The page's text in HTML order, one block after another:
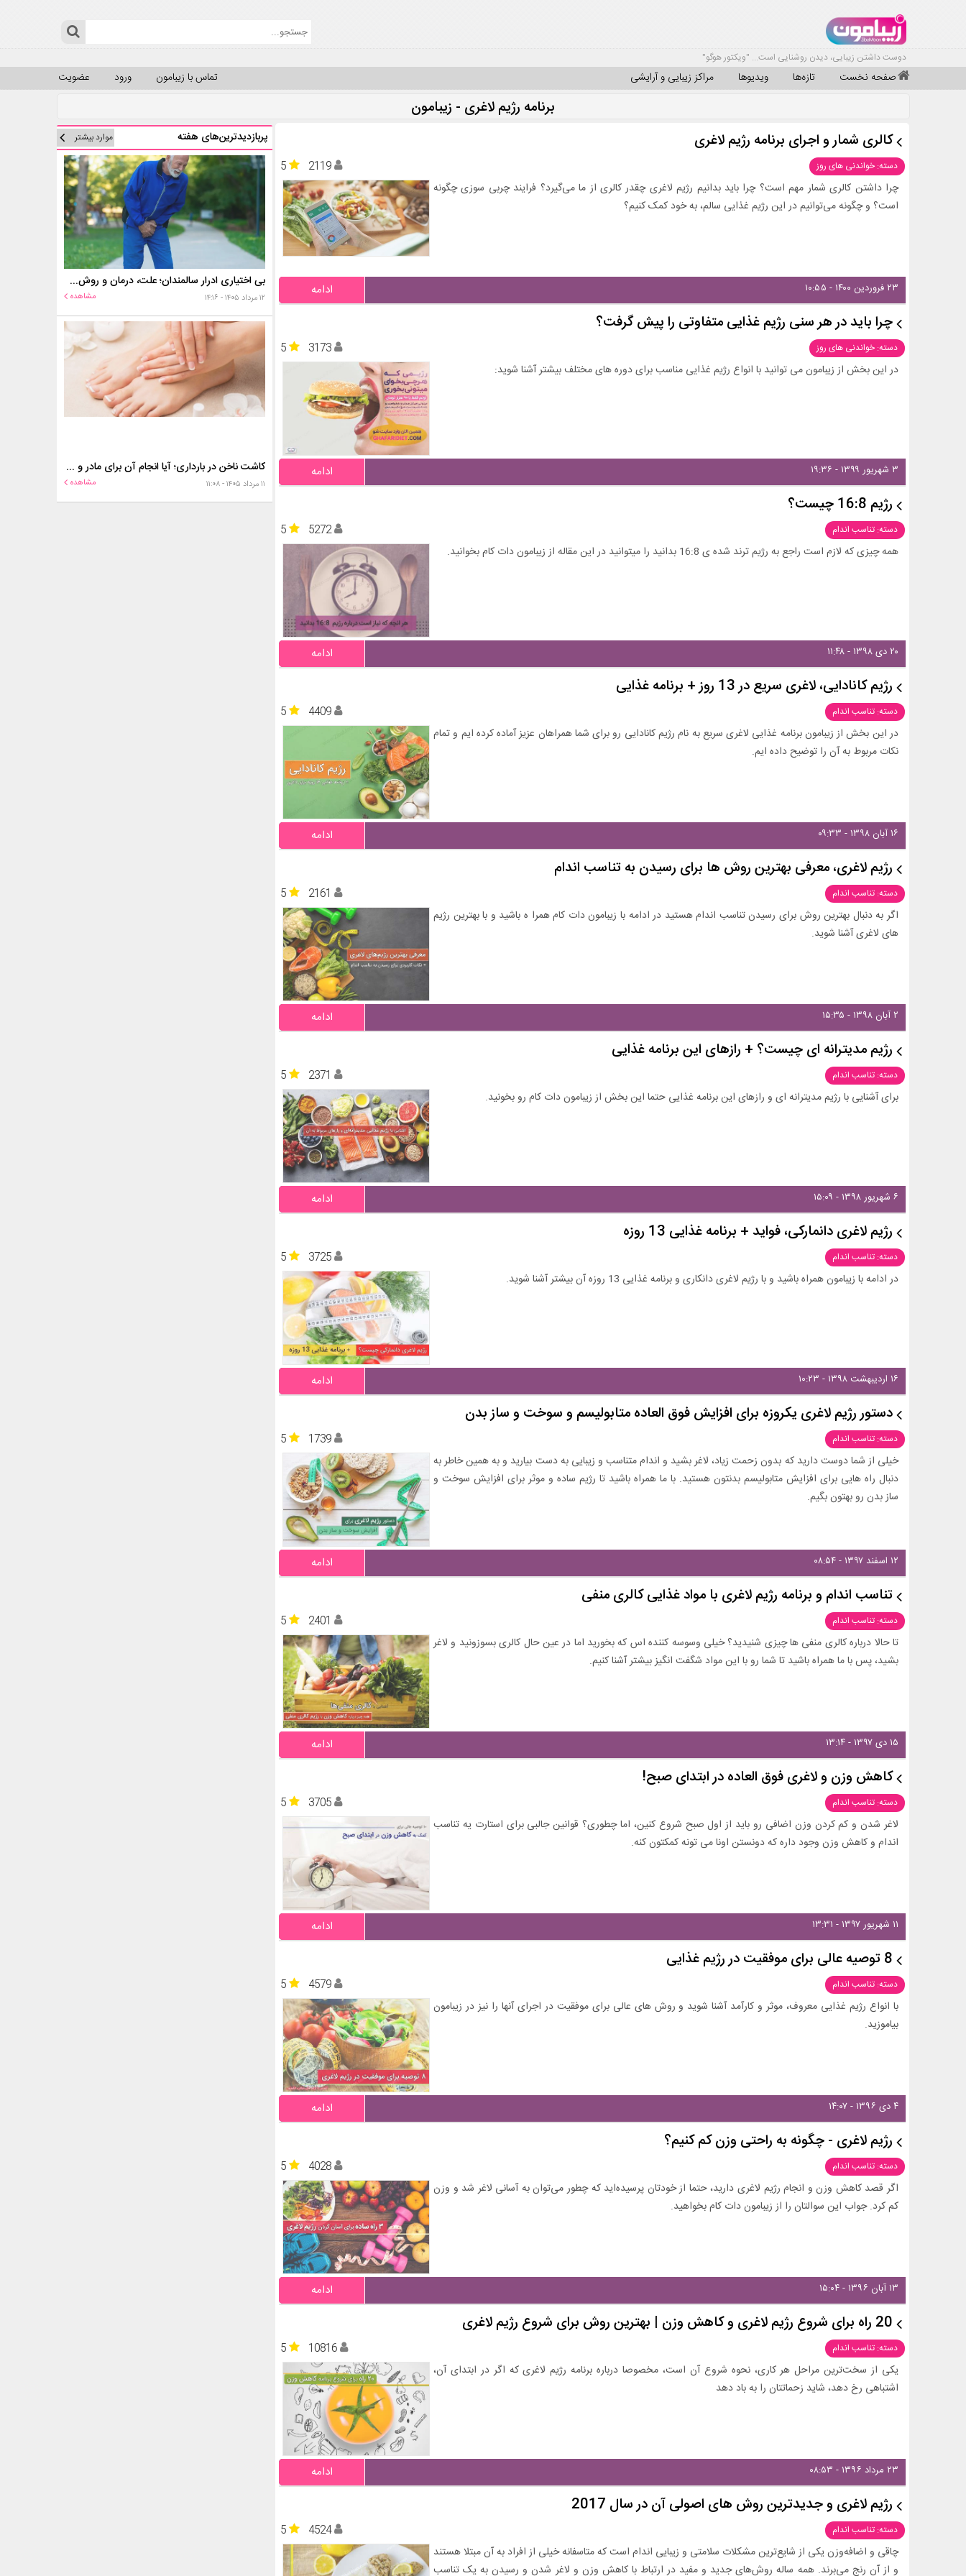
دوست داشتن زیبایی، دیدن روشنایی است... "ویکتور هوگو"
صفحه نخست تازه‌ها ویدیوها مراکز زیبایی و آرایشی عضویت ورود تماس با زیبامون
برنامه رژیم لاغری - زیبامون
کالری شمار و اجرای برنامه رژیم لاغری
دسته: خواندنی های روز 5
2119
چرا داشتن کالری شمار مهم است؟ چرا باید بدانیم رژیم لاغری چقدر کالری از ما می‌گیرد؟ فرایند چربی سوزی چگونه
است؟ و چگونه می‌توانیم در این رژیم غذایی سالم، به خود کمک کنیم؟
۲۳ فروردین ۱۴۰۰ - ۱۰:۵۵ ادامه
چرا باید در هر سنی رژیم غذایی متفاوتی را پیش گرفت؟
دسته: خواندنی های روز 5
3173
در این بخش از زیبامون می توانید با انواع رژیم غذایی مناسب برای دوره های مختلف بیشتر آشنا شوید:
۳ شهریور ۱۳۹۹ - ۱۹:۳۶ ادامه
رژیم 16:8 چیست؟
دسته: تناسب اندام 5
5272
همه چیزی که لازم است راجع به رژیم ترند شده ی 16:8 بدانید را میتوانید در این مقاله از زیبامون دات کام بخوانید.
۲۰ دی ۱۳۹۸ - ۱۱:۴۸ ادامه
رژیم کانادایی، لاغری سریع در 13 روز + برنامه غذایی
دسته: تناسب اندام 5
4409
در این بخش از زیبامون برنامه غذایی لاغری سریع به نام رژیم کانادایی رو برای شما همراهان عزیز آماده کرده ایم و تمام
نکات مربوط به آن را توضیح داده ایم.
۱۶ آبان ۱۳۹۸ - ۰۹:۳۳ ادامه
رژیم لاغری، معرفی بهترین روش ها برای رسیدن به تناسب اندام
دسته: تناسب اندام 5
2161
اگر به دنبال بهترین روش برای رسیدن تناسب اندام هستید در ادامه با زیبامون دات کام همرا ه باشید و با بهترین رژیم
های لاغری آشنا شوید.
۲ آبان ۱۳۹۸ - ۱۵:۳۵ ادامه
رژیم مدیترانه ای چیست؟ + رازهای این برنامه غذایی
دسته: تناسب اندام 5
2371
برای آشنایی با رژیم مدیترانه ای و رازهای این برنامه غذایی حتما این بخش از زیبامون دات کام رو بخونید.
۶ شهریور ۱۳۹۸ - ۱۵:۰۹ ادامه
رژیم لاغری دانمارکی، فواید + برنامه غذایی 13 روزه
دسته: تناسب اندام 5
3725
در ادامه با زیبامون همراه باشید و با رژیم لاغری دانکاری و برنامه غذایی 13 روزه آن بیشتر آشنا شوید.
۱۶ اردیبهشت ۱۳۹۸ - ۱۰:۲۳ ادامه
دستور رژیم لاغری یکروزه برای افزایش فوق العاده متابولیسم و سوخت و ساز بدن
دسته: تناسب اندام 5
1739
خیلی از شما دوست دارید که بدون زحمت زیاد، لاغر بشید و اندام متناسب و زیبایی به دست بیارید و به همین خاطر به
دنبال راه هایی برای افزایش متابولیسم بدنتون هستید. با ما همراه باشید تا رژیم ساده و موثر برای افزایش سوخت و
ساز بدن رو بهتون بگیم.
۱۲ اسفند ۱۳۹۷ - ۰۸:۵۴ ادامه
تناسب اندام و برنامه رژیم لاغری با مواد غذایی کالری منفی
دسته: تناسب اندام 5
2401
تا حالا درباره کالری منفی ها چیزی شنیدید؟ خیلی وسوسه کننده اس که بخورید اما در عین حال کالری بسوزونید و لاغر
بشید، پس با ما همراه باشید تا شما رو با این مواد شگفت انگیز بیشتر آشنا کنیم.
۱۵ دی ۱۳۹۷ - ۱۳:۱۴ ادامه
کاهش وزن و لاغری فوق العاده در ابتدای صبح!
دسته: تناسب اندام 5
3705
لاغر شدن و کم کردن وزن اضافی رو باید از اول صبح شروع کنین، اما چطوری؟ قوانین جالبی برای استارت یه تناسب
اندام و کاهش وزن وجود داره که دونستن اونا می تونه کمکتون کنه.
۱۱ شهریور ۱۳۹۷ - ۱۳:۳۱ ادامه
8 توصیه عالی برای موفقیت در رژیم غذایی
دسته: تناسب اندام 5
4579
با انواع رژیم غذایی معروف، موثر و کارآمد آشنا شوید و روش های عالی برای موفقیت در اجرای آنها را نیز در زیبامون
بیاموزید.
۴ دی ۱۳۹۶ - ۱۴:۰۷ ادامه
رژیم لاغری - چگونه به راحتی وزن کم کنیم؟
دسته: تناسب اندام 5
4028
اگر قصد کاهش وزن و انجام رژیم لاغری دارید، حتما از خودتان پرسیده‌اید که چطور می‌توان به آسانی لاغر شد و وزن
کم کرد. جواب این سوالتان را از زیبامون دات کام بخواهید.
۱۳ آبان ۱۳۹۶ - ۱۵:۰۴ ادامه
20 راه برای شروع رژیم لاغری و کاهش وزن | بهترین روش برای شروع رژیم لاغری
دسته: تناسب اندام 5
10816
یکی از سخت‌ترین مراحل هر کاری، نحوه شروع آن است، مخصوصا درباره برنامه رژیم لاغری که اگر در ابتدای آن،
اشتباهی رخ دهد، شاید زحماتتان را به باد دهد
۲۳ مرداد ۱۳۹۶ - ۰۸:۵۳ ادامه
رژیم لاغری و جدیدترین روش‌ های اصولی آن در سال 2017
دسته: تناسب اندام 5
4524
چاقی و اضافه‌وزن یکی از شایع‌ترین مشکلات سلامتی و زیبایی اندام است که متاسفانه خیلی از افراد به آن مبتلا هستند
و از آن رنج می‌برند. همه ساله روش‌های جدید و مفید در ارتباط با کاهش وزن و لاغر شدن و رسیدن به یک تناسب
پربازدیدترین‌های هفته موارد بیشتر
بی اختیاری ادرار سالمندان؛ علت، درمان و روش‌های کنترل در منزل
۱۲ مرداد ۱۴۰۵ - ۱۴:۱۶ مشاهده
کاشت ناخن در بارداری؛ آیا انجام آن برای مادر و جنین خطر دارد؟
۱۱ مرداد ۱۴۰۵ - ۱۱:۰۸ مشاهده